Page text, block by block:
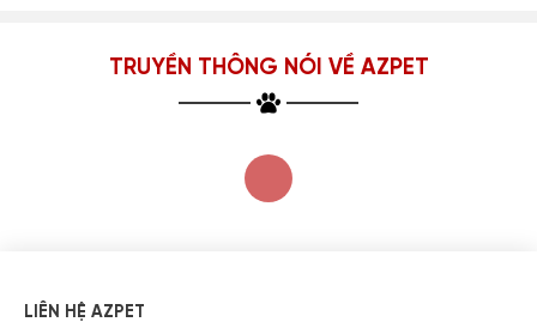
TRUYỀN THÔNG NÓI VỀ AZPET
LIÊN HỆ AZPET